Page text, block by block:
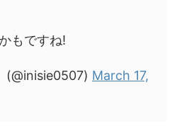
もですね!
(@inisie0507) March 17,